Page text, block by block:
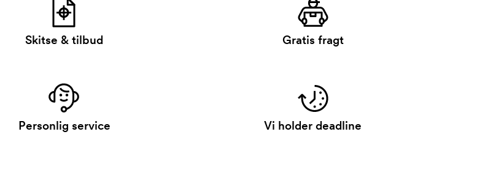
Skitse & tilbud Gratis fragt
Personlig service Vi holder deadline